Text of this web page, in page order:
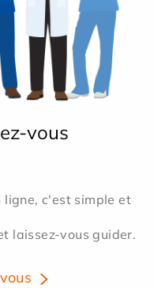
vous
ligne, c'est simple et
laissez-vous guider.